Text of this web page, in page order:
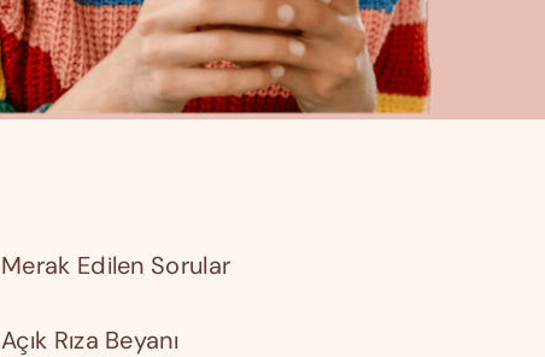
Merak Edilen Sorular
Açık Rıza Beyanı